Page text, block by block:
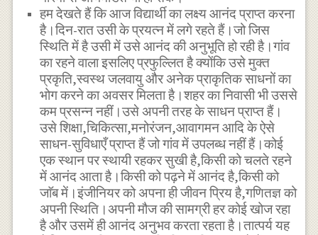
हम देखते हैं कि आज विद्यार्थी का लक्ष्य आनंद प्राप्त करना
है।दिन-रात उसी के प्रयत्न में लगे रहते हैं।जो जिस
स्थिति में है उसी में उसे आनंद की अनुभूति हो रही है।गांव
का रहने वाला इसलिए प्रफुल्लित है क्योंकि उसे मुक्त
प्रकृति,स्वस्थ जलवायु और अनेक प्राकृतिक साधनों का
भोग करने का अवसर मिलता है।शहर का निवासी भी उससे
कम प्रसन्न नहीं।उसे अपनी तरह के साधन प्राप्त हैं।
उसे शिक्षा,चिकित्सा,मनोरंजन,आवागमन आदि के ऐसे
साधन-सुविधाएँ प्राप्त हैं जो गांव में उपलब्ध नहीं हैं।कोई
एक स्थान पर स्थायी रहकर सुखी है,किसी को चलते रहने
में आनंद आता है।किसी को पढ़ने में आनंद है,किसी को
जाॅब में।इंजीनियर को अपना ही जीवन प्रिय है,गणितज्ञ को
अपनी स्थिति।अपनी मौज की सामग्री हर कोई खोज रहा
है और उसमें ही आनंद अनुभव करता रहता है।तात्पर्य यह